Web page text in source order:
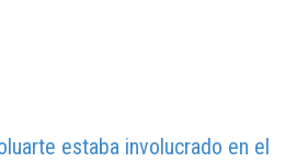
estaba involucrado en el